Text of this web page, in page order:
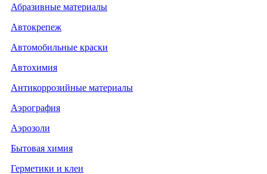
Абразивные материалы
Автокрепеж
Автомобильные краски
Автохимия
Антикоррозийные материалы
Аэрография
Аэрозоли
Бытовая химия
Герметики и клеи